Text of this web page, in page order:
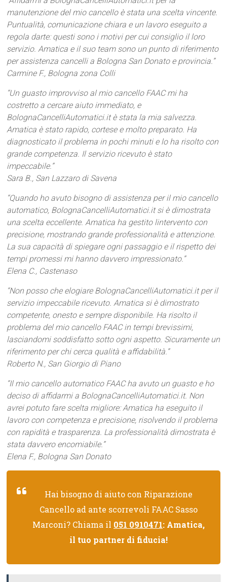
manutenzione del mio cancello è stata una scelta vincente.
Puntualità, comunicazione chiara e un lavoro eseguito a
regola darte: questi sono i motivi per cui consiglio il loro
servizio. Amatica e il suo team sono un punto di riferimento
per assistenza cancelli a Bologna San Donato e provincia.”
Carmine F., Bologna zona Colli
“Un guasto improvviso al mio cancello FAAC mi ha
costretto a cercare aiuto immediato, e
BolognaCancelliAutomatici.it è stata la mia salvezza.
Amatica è stato rapido, cortese e molto preparato. Ha
diagnosticato il problema in pochi minuti e lo ha risolto con
grande competenza. Il servizio ricevuto è stato
impeccabile.”
Sara B., San Lazzaro di Savena
“Quando ho avuto bisogno di assistenza per il mio cancello
automatico, BolognaCancelliAutomatici.it si è dimostrata
una scelta eccellente. Amatica ha gestito lintervento con
precisione, mostrando grande professionalità e attenzione.
La sua capacità di spiegare ogni passaggio e il rispetto dei
tempi promessi mi hanno davvero impressionato.”
Elena C., Castenaso
“Non posso che elogiare BolognaCancelliAutomatici.it per il
servizio impeccabile ricevuto. Amatica si è dimostrato
competente, onesto e sempre disponibile. Ha risolto il
problema del mio cancello FAAC in tempi brevissimi,
lasciandomi soddisfatto sotto ogni aspetto. Sicuramente un
riferimento per chi cerca qualità e affidabilità.”
Roberto N., San Giorgio di Piano
“Il mio cancello automatico FAAC ha avuto un guasto e ho
deciso di affidarmi a BolognaCancelliAutomatici.it. Non
avrei potuto fare scelta migliore: Amatica ha eseguito il
lavoro con competenza e precisione, risolvendo il problema
con rapidità e trasparenza. La professionalità dimostrata è
stata davvero encomiabile.”
Elena F., Bologna San Donato
Hai bisogno di aiuto con Riparazione
Cancello ad ante scorrevoli FAAC Sasso
Marconi? Chiama il 051 0910471: Amatica,
il tuo partner di fiducia!